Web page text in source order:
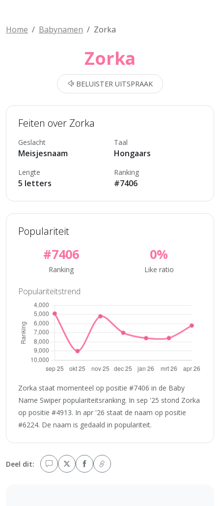
Home Babynamen Zorka
Zorka
BELUISTER UITSPRAAK
Feiten over Zorka
Geslacht
Meisjesnaam
Taal
Hongaars
Lengte
5 letters
Ranking
#7406
Populariteit
#7406
Ranking
0%
Like ratio
Populariteitstrend
Zorka staat momenteel op positie #7406 in de Baby
Name Swiper populariteitsranking. In sep '25 stond Zorka
op positie #4913. In apr '26 staat de naam op positie
#6224. De naam is gedaald in populariteit.
Deel dit: